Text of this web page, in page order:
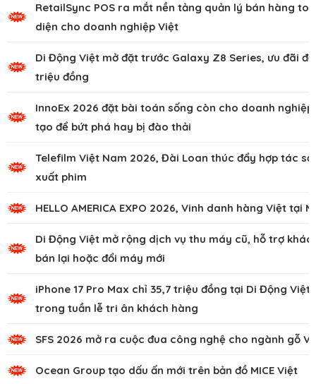
RetailSync POS ra mắt nền tảng quản lý bán hàng
diện cho doanh nghiệp Việt
Di Động Việt mở đặt trước Galaxy Z8 Series, ưu đãi
triệu đồng
InnoEx 2026 đặt bài toán sống còn cho doanh
tạo để bứt phá hay bị đào thải
Telefilm Việt Nam 2026, Đài Loan thúc đẩy hợp tác
xuất phim
HELLO AMERICA EXPO 2026, Vinh danh hàng Việt tại
Di Động Việt mở rộng dịch vụ thu máy cũ, hỗ trợ
bán lại hoặc đổi máy mới
iPhone 17 Pro Max chỉ 35,7 triệu đồng tại Di Động Việt
trong tuần lễ tri ân khách hàng
SFS 2026 mở ra cuộc đua công nghệ cho ngành gỗ
Ocean Group tạo dấu ấn mới trên bản đồ MICE Việt